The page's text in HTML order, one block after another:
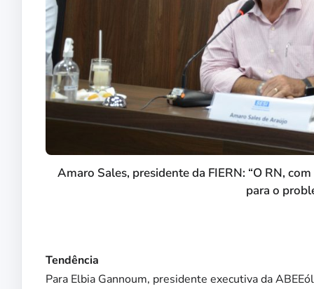
Amaro Sales, presidente da FIERN: “O RN,
para o
Tendência
Para Elbia Gannoum, presidente executiva da